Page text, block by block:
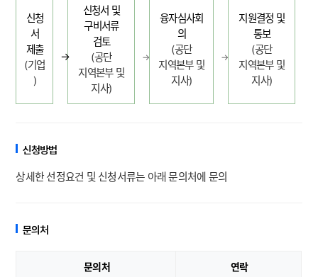
신청
서
제출
(기업
)
→
신청서 및
구비서류
검토
(공단
지역본부 및
지사)
→
융자심사회
의
(공단
지역본부 및
지사)
→
지원결정 및
통보
(공단
지역본부 및
지사)
신청방법
상세한 선정요건 및 신청서류는 아래 문의처에 문의
문의처
문의처 연락